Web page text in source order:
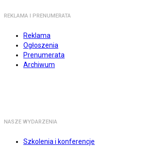
REKLAMA I PRENUMERATA
Reklama
Ogłoszenia
Prenumerata
Archiwum
NASZE WYDARZENIA
Szkolenia i konferencje